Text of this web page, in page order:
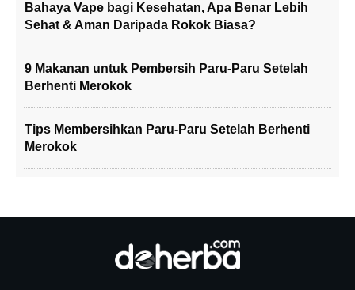
Bahaya Vape bagi Kesehatan, Apa Benar Lebih
Sehat & Aman Daripada Rokok Biasa?
9 Makanan untuk Pembersih Paru-Paru Setelah
Berhenti Merokok
Tips Membersihkan Paru-Paru Setelah Berhenti
Merokok